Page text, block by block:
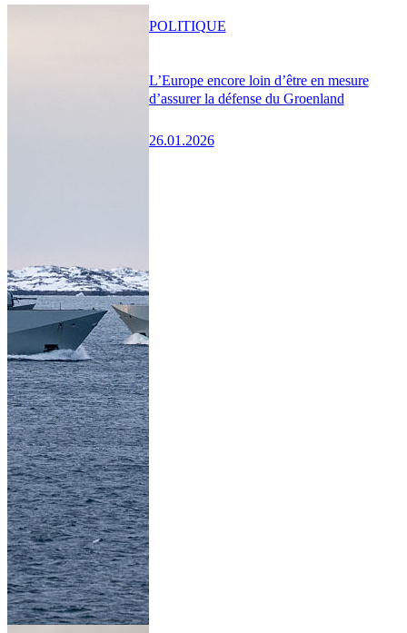
L’Europe encore loin d’être en mesure
d’assurer la défense du Groenland
26.01.2026
POLITIQUE